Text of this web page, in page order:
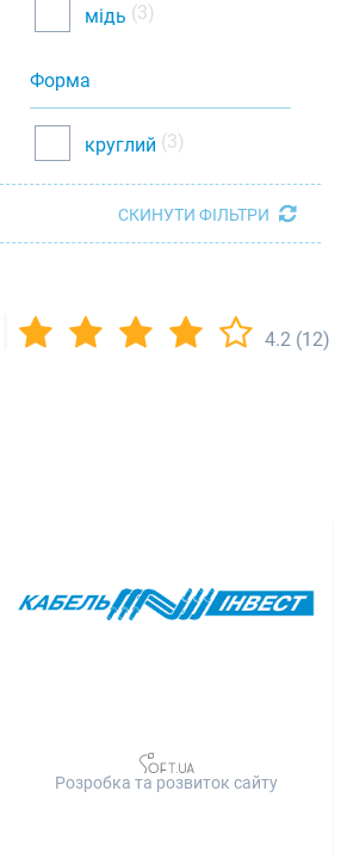
4.2 (12)
мідь (3)
Форма
круглий (3)
СКИНУТИ ФІЛЬТРИ
Розробка та розвиток сайту